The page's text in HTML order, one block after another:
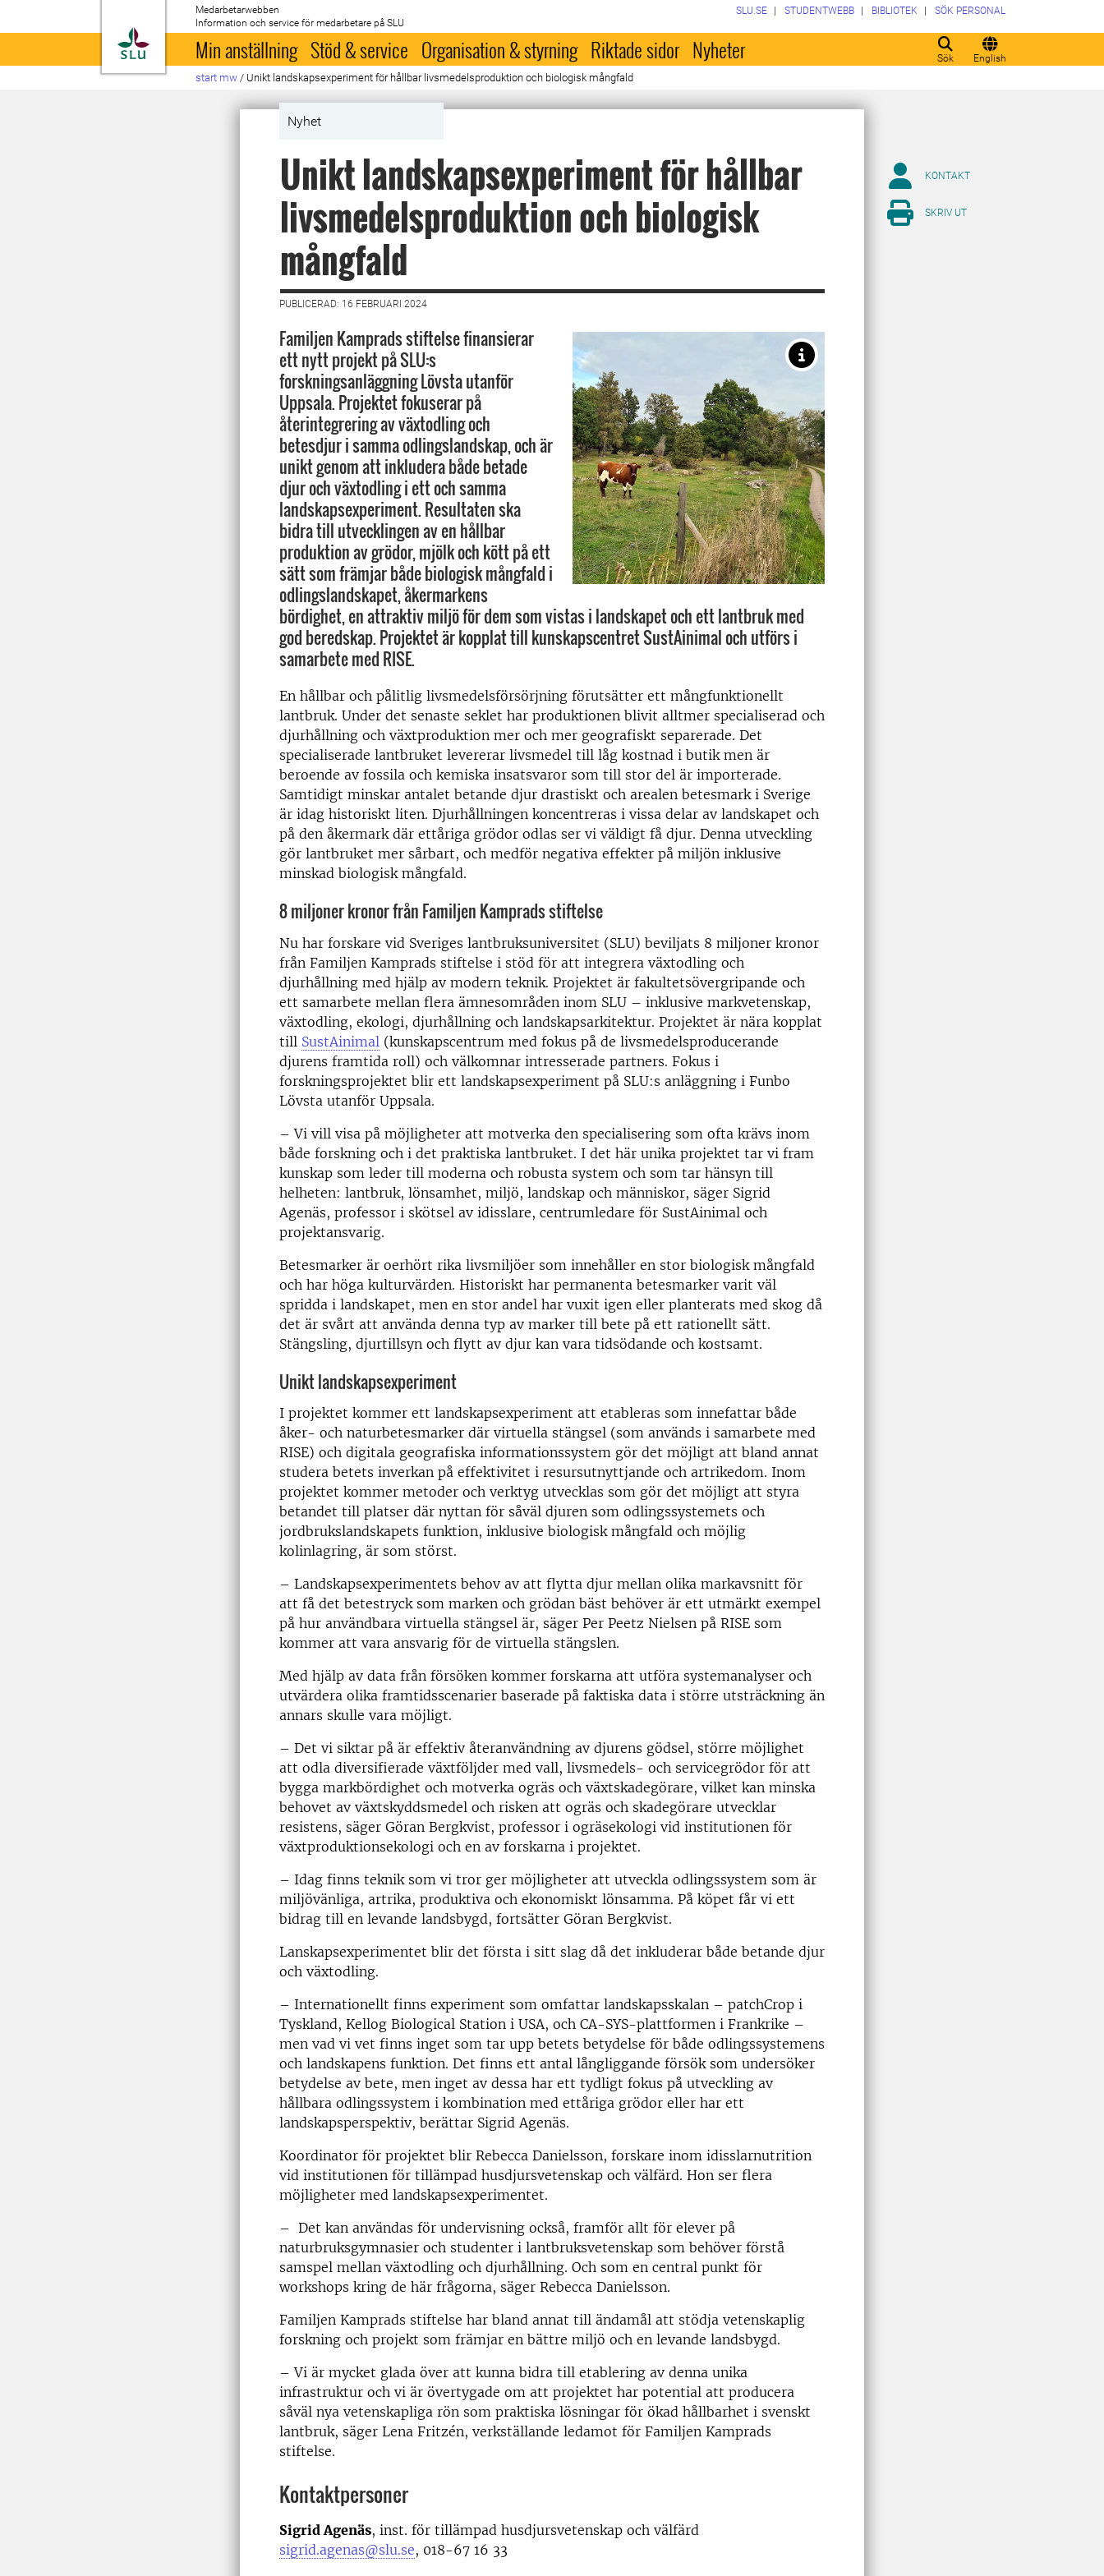
Till startsida
Medarbetarwebben
Information och service för medarbetare på SLU
Sök English
SLU.SE STUDENTWEBB BIBLIOTEK SÖK PERSONAL
Min anställning Stöd & service Organisation & styrning Riktade sidor Nyheter
start mw / Unikt landskapsexperiment för hållbar livsmedelsproduktion och biologisk mångfald
Nyhet
Unikt landskapsexperiment för hållbar
livsmedelsproduktion och biologisk
mångfald
PUBLICERAD: 16 FEBRUARI 2024
Familjen Kamprads stiftelse finansierar
ett nytt projekt på SLU:s
forskningsanläggning Lövsta utanför
Uppsala. Projektet fokuserar på
återintegrering av växtodling och
betesdjur i samma odlingslandskap, och är
unikt genom att inkludera både betade
djur och växtodling i ett och samma
landskapsexperiment. Resultaten ska
bidra till utvecklingen av en hållbar
produktion av grödor, mjölk och kött på ett
sätt som främjar både biologisk mångfald i
odlingslandskapet, åkermarkens
bördighet, en attraktiv miljö för dem som vistas i landskapet och ett lantbruk med
god beredskap. Projektet är kopplat till kunskapscentret SustAinimal och utförs i
samarbete med RISE.
En hållbar och pålitlig livsmedelsförsörjning förutsätter ett mångfunktionellt
lantbruk. Under det senaste seklet har produktionen blivit alltmer specialiserad och
djurhållning och växtproduktion mer och mer geografiskt separerade. Det
specialiserade lantbruket levererar livsmedel till låg kostnad i butik men är
beroende av fossila och kemiska insatsvaror som till stor del är importerade.
Samtidigt minskar antalet betande djur drastiskt och arealen betesmark i Sverige
är idag historiskt liten. Djurhållningen koncentreras i vissa delar av landskapet och
på den åkermark där ettåriga grödor odlas ser vi väldigt få djur. Denna utveckling
gör lantbruket mer sårbart, och medför negativa effekter på miljön inklusive
minskad biologisk mångfald.
8 miljoner kronor från Familjen Kamprads stiftelse
Nu har forskare vid Sveriges lantbruksuniversitet (SLU) beviljats 8 miljoner kronor
från Familjen Kamprads stiftelse i stöd för att integrera växtodling och
djurhållning med hjälp av modern teknik. Projektet är fakultetsövergripande och
ett samarbete mellan flera ämnesområden inom SLU – inklusive markvetenskap,
växtodling, ekologi, djurhållning och landskapsarkitektur. Projektet är nära kopplat
till SustAinimal (kunskapscentrum med fokus på de livsmedelsproducerande
djurens framtida roll) och välkomnar intresserade partners. Fokus i
forskningsprojektet blir ett landskapsexperiment på SLU:s anläggning i Funbo
Lövsta utanför Uppsala.
– Vi vill visa på möjligheter att motverka den specialisering som ofta krävs inom
både forskning och i det praktiska lantbruket. I det här unika projektet tar vi fram
kunskap som leder till moderna och robusta system och som tar hänsyn till
helheten: lantbruk, lönsamhet, miljö, landskap och människor, säger Sigrid
Agenäs, professor i skötsel av idisslare, centrumledare för SustAinimal och
projektansvarig.
Betesmarker är oerhört rika livsmiljöer som innehåller en stor biologisk mångfald
och har höga kulturvärden. Historiskt har permanenta betesmarker varit väl
spridda i landskapet, men en stor andel har vuxit igen eller planterats med skog då
det är svårt att använda denna typ av marker till bete på ett rationellt sätt.
Stängsling, djurtillsyn och flytt av djur kan vara tidsödande och kostsamt.
Unikt landskapsexperiment
I projektet kommer ett landskapsexperiment att etableras som innefattar både
åker- och naturbetesmarker där virtuella stängsel (som används i samarbete med
RISE) och digitala geografiska informationssystem gör det möjligt att bland annat
studera betets inverkan på effektivitet i resursutnyttjande och artrikedom. Inom
projektet kommer metoder och verktyg utvecklas som gör det möjligt att styra
betandet till platser där nyttan för såväl djuren som odlingssystemets och
jordbrukslandskapets funktion, inklusive biologisk mångfald och möjlig
kolinlagring, är som störst.
– Landskapsexperimentets behov av att flytta djur mellan olika markavsnitt för
att få det betestryck som marken och grödan bäst behöver är ett utmärkt exempel
på hur användbara virtuella stängsel är, säger Per Peetz Nielsen på RISE som
kommer att vara ansvarig för de virtuella stängslen.
Med hjälp av data från försöken kommer forskarna att utföra systemanalyser och
utvärdera olika framtidsscenarier baserade på faktiska data i större utsträckning än
annars skulle vara möjligt.
– Det vi siktar på är effektiv återanvändning av djurens gödsel, större möjlighet
att odla diversifierade växtföljder med vall, livsmedels- och servicegrödor för att
bygga markbördighet och motverka ogräs och växtskadegörare, vilket kan minska
behovet av växtskyddsmedel och risken att ogräs och skadegörare utvecklar
resistens, säger Göran Bergkvist, professor i ogräsekologi vid institutionen för
växtproduktionsekologi och en av forskarna i projektet.
– Idag finns teknik som vi tror ger möjligheter att utveckla odlingssystem som är
miljövänliga, artrika, produktiva och ekonomiskt lönsamma. På köpet får vi ett
bidrag till en levande landsbygd, fortsätter Göran Bergkvist.
Lanskapsexperimentet blir det första i sitt slag då det inkluderar både betande djur
och växtodling.
– Internationellt finns experiment som omfattar landskapsskalan – patchCrop i
Tyskland, Kellog Biological Station i USA, och CA-SYS-plattformen i Frankrike –
men vad vi vet finns inget som tar upp betets betydelse för både odlingssystemens
och landskapens funktion. Det finns ett antal långliggande försök som undersöker
betydelse av bete, men inget av dessa har ett tydligt fokus på utveckling av
hållbara odlingssystem i kombination med ettåriga grödor eller har ett
landskapsperspektiv, berättar Sigrid Agenäs.
Koordinator för projektet blir Rebecca Danielsson, forskare inom idisslarnutrition
vid institutionen för tillämpad husdjursvetenskap och välfärd. Hon ser flera
möjligheter med landskapsexperimentet.
– Det kan användas för undervisning också, framför allt för elever på
naturbruksgymnasier och studenter i lantbruksvetenskap som behöver förstå
samspel mellan växtodling och djurhållning. Och som en central punkt för
workshops kring de här frågorna, säger Rebecca Danielsson.
Familjen Kamprads stiftelse har bland annat till ändamål att stödja vetenskaplig
forskning och projekt som främjar en bättre miljö och en levande landsbygd.
– Vi är mycket glada över att kunna bidra till etablering av denna unika
infrastruktur och vi är övertygade om att projektet har potential att producera
såväl nya vetenskapliga rön som praktiska lösningar för ökad hållbarhet i svenskt
lantbruk, säger Lena Fritzén, verkställande ledamot för Familjen Kamprads
stiftelse.
Kontaktpersoner
Sigrid Agenäs, inst. för tillämpad husdjursvetenskap och välfärd
sigrid.agenas@slu.se, 018-67 16 33
KONTAKT
SKRIV UT